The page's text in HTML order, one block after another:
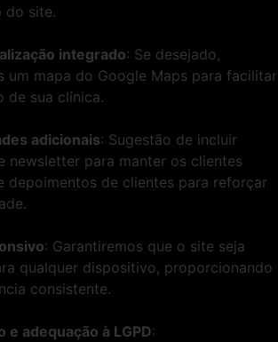
do site.
integrado: Se desejado,
um mapa do Google Maps para facilitar
de sua clínica.
adicionais: Sugestão de incluir
newsletter para manter os clientes
depoimentos de clientes para reforçar
: Garantiremos que o site seja
qualquer dispositivo, proporcionando
consistente.
e adequação à LGPD: